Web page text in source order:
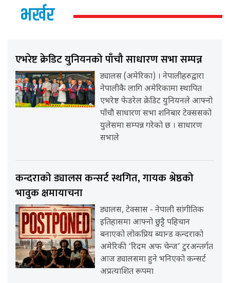
भर्खर
एभरेष्ट क्रेडिट युनियनको पाँचौ साधारण सभा सम्पन्न
ड्यालस (अमेरिका) । नेपालीहरुद्वारा
नेपालीकै लागि अमेरिकामा स्थापित
एभरेष्ट फेडरेल क्रेडिट युनियनले आफ्नो
पाँचौ साधारण सभा शनिबार टेक्ससको
युलेसमा सम्पन्न गरेको छ । साधारण
सभाले
कन्दराको ड्यालस कन्सर्ट स्थगित, गायक श्रेष्ठको
भावुक क्षमायाचना
ड्यालस, टेक्सास - नेपाली सांगीतिक
इतिहासमा आफ्नो छुट्टै पहिचान
बनाएको लोकप्रिय ब्यान्ड कन्दराको
अमेरिकी ‘रिदम अफ चेन्ज’ टुरअन्तर्गत
आज ड्यालसमा हुने भनिएको कन्सर्ट
अप्रत्याशित रूपमा